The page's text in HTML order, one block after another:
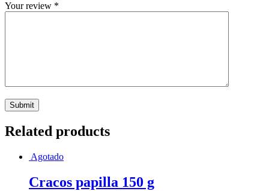
Your review *
Related products
Agotado
Cracos papilla 150 g